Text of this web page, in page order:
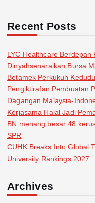
Recent Posts
LYC Healthcare
Dinyahsenaraikan Bursa
Betamek Perkukuh
Pengiktirafan Pembuatan
Dagangan Malaysia-
Kerjasama Halal Jadi
BN menang besar 48
SPR
CUHK Breaks Into Global
University Rankings 2027
Archives